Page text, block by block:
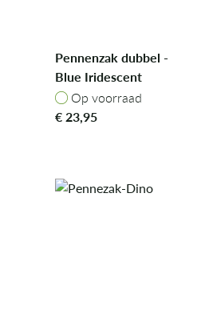
Pennenzak dubbel -
Blue Iridescent
Op voorraad
Op voorraad
€23,95